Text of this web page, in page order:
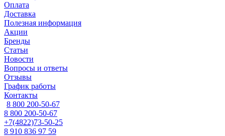
Оплата
Доставка
Полезная информация
Акции
Бренды
Статьи
Новости
Вопросы и ответы
Отзывы
График работы
Контакты
8 800 200-50-67
8 800 200-50-67
+7(4822)73-50-25
8 910 836 97 59